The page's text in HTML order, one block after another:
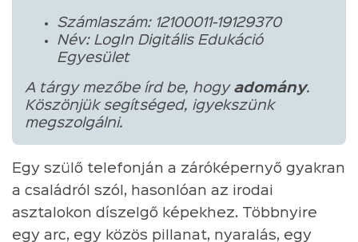
Számlaszám: 12100011-19129370
Név: LogIn Digitális Edukáció
Egyesület
A tárgy mezőbe írd be, hogy adomány.
Köszönjük segítséged, igyekszünk
megszolgálni.
Egy szülő telefonján a záróképernyő gyakran
a családról szól, hasonlóan az irodai
asztalokon díszelgő képekhez. Többnyire
egy arc, egy közös pillanat, nyaralás, egy